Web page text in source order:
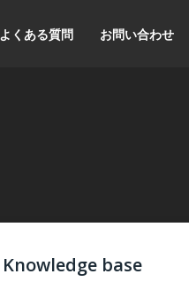
よくある質問 お問い合わせ
Knowledge base